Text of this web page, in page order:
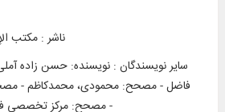
ناشر : مکتب
سایر نویسندگان : نویسنده: حسن زاده
فاضل - مصحح: محمودی، محمدکاظم -
مصحح: مرکز تخصصی فاطمه الزهرا (س) اصفهان -